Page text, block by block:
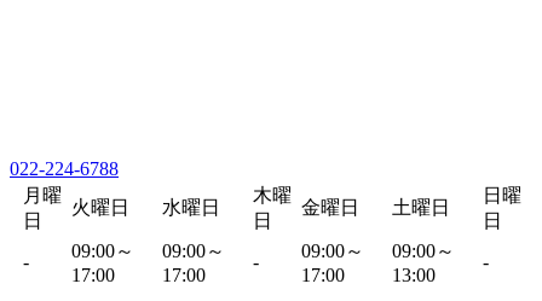
022-224-6788
月曜
日
火曜日 水曜日
木曜
日
金曜日 土曜日
日曜
日
-
09:00～
17:00
09:00～
17:00
-
09:00～
17:00
09:00～
13:00
-